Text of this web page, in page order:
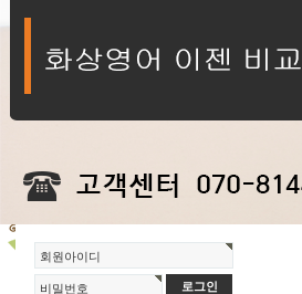
회원아이디
비밀번호